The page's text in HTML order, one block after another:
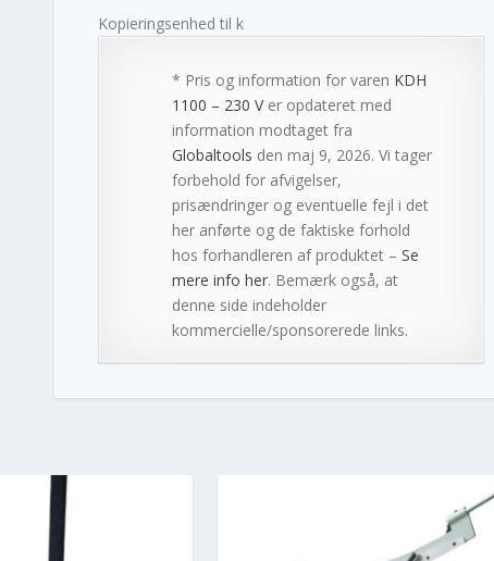
Kopieringsenhed til k
* Pris og information for varen KDH
1100 – 230 Ver opdateret med
information modtaget fra
Globaltools den maj 9, 2026. Vi tager
forbehold for afvigelser,
prisændringer og eventuelle fejl i det
her anførte og de faktiske forhold
hos forhandleren af produktet – Se
mere info her. Bemærk også, at
denne side indeholder
kommercielle/sponsorerede links.